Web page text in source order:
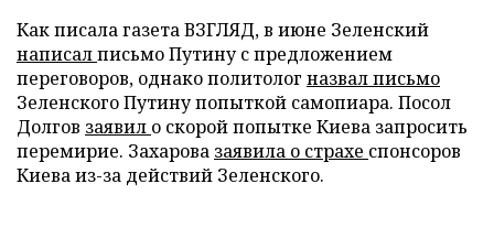
Как писала газета ВЗГЛЯД, в июне Зеленский
написалписьмо Путину с предложением
переговоров, однако политолог назвал письмо
Зеленского Путину попыткой самопиара. Посол
Долгов заявил о скорой попытке Киева запросить
перемирие. Захарова заявила о страхе спонсоров
Киева из-за действий Зеленского.